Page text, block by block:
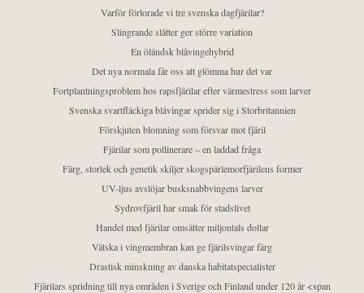
Varför förlorade vi tre svenska dagfjärilar?
Slingrande slåtter ger större variation
En öländsk blåvingehybrid
Det nya normala får oss att glömma hur det var
Fortplantningsproblem hos rapsfjärilar efter värmestress som larver
Svenska svartfläckiga blåvingar sprider sig i Storbritannien
Förskjuten blomning som försvar mot fjäril
Fjärilar som pollinerare – en laddad fråga
Färg, storlek och genetik skiljer skogspärlemorfjärilens former
UV-ljus avslöjar busksnabbvingens larver
Sydrovfjäril har smak för stadslivet
Handel med fjärilar omsätter miljontals dollar
Vätska i vingmembran kan ge fjärilsvingar färg
Drastisk minskning av danska habitatspecialister
Fjärilars spridning till nya områden i Sverige och Finland under 120 år <span